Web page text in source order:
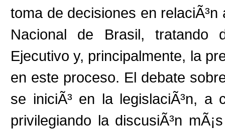
toma de decisiones en
Nacional de Brasil, tratando
Ejecutivo y, principalmente, la
en este proceso. El debate
se iniciÃ³ en la legislaciÃ³n, a
privilegiando la discusiÃ³n